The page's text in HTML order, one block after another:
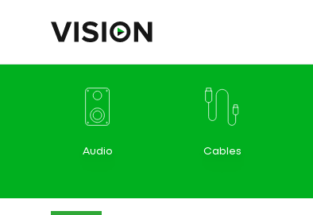
Audio Cables